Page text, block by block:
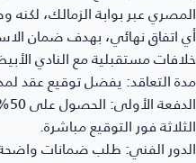
المصري عبر بوابة الزمالك،
أي اتفاق نهائي، بهدف ضمان
خلافات مستقبلية مع النادي
مدة التعاقد: يفضل توقيع عقد لمدة 3 مواسم بدلًا من
الدفعة الأولى:
الثلاثة فور التوقيع مباشرة.
الدور الفني:طلب ضمانات